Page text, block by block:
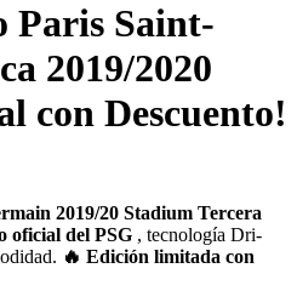
Paris Saint-
2019/2020
con Descuento!
2019/20 Stadium Tercera
oficial del PSG , tecnología Dri-
🔥 Edición limitada con